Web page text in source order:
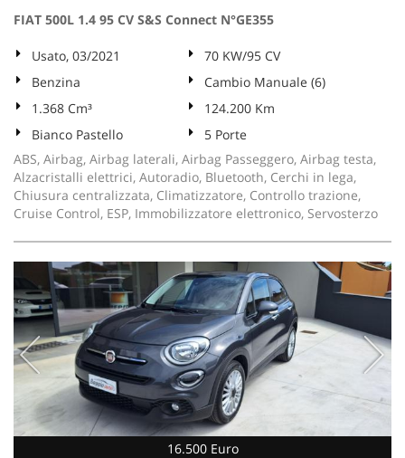
FIAT 500L 1.4 95 CV S&S Connect N°GE355
Usato, 03/2021
70 KW/95 CV
Benzina
Cambio Manuale (6)
1.368 Cm³
124.200 Km
Bianco Pastello
5 Porte
ABS, Airbag, Airbag laterali, Airbag Passeggero, Airbag testa,
Alzacristalli elettrici, Autoradio, Bluetooth, Cerchi in lega,
Chiusura centralizzata, Climatizzatore, Controllo trazione,
Cruise Control, ESP, Immobilizzatore elettronico, Servosterzo
16.500 Euro